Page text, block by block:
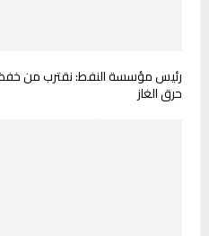
حرق الغاز